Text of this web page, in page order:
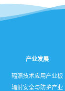
产业发展
辐照技术应用产业板
块
辐射安全与防护产业